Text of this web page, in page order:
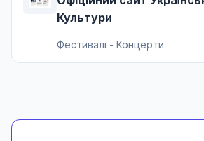
Культури
Фестивалі - Концерти